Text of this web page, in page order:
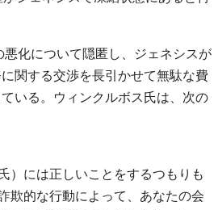
悪化について隠匿し、ジェネシスが
関する交渉を長引かせて無駄な費
いる。ウィンクルボス氏は、次の
）には正しいことをするつもりも
欺的な行動によって、あなたの会